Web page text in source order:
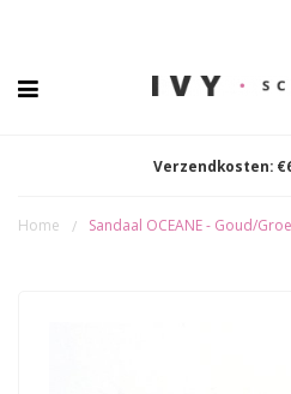
Verzendkosten:
Home / Sandaal OCEANE - Goud/